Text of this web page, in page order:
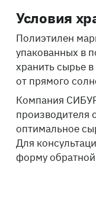
Условия
Полиэтилен
упакованных в
хранить сырье
от прямого
Компания
производителя
оптимальное
Для
форму обратной